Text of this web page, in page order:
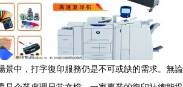
景中，打字復印服務仍是不可或缺的需求。無論